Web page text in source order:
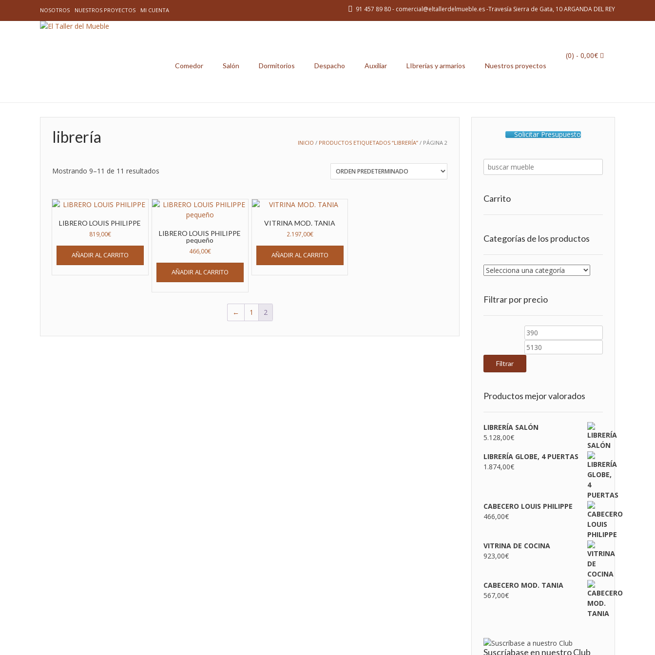
NOSOTROS NUESTROS PROYECTOS MI CUENTA 91 457 89 80 - comercial@eltallerdelmueble.es -Travesía Sierra de Gata, 10 ARGANDA DEL REY
(0) - 0,00€
Comedor Salón Dormitorios Despacho Auxiliar LIbrerías y armarios Nuestros proyectos
INICIO / PRODUCTOS ETIQUETADOS “LIBRERÍA” / PÁGINA 2
librería
Mostrando 9–11 de 11 resultados
LIBRERO LOUIS PHILIPPE
819,00€
AÑADIR AL CARRITO
LIBRERO LOUIS PHILIPPE
pequeño
466,00€
AÑADIR AL CARRITO
VITRINA MOD. TANIA
2.197,00€
AÑADIR AL CARRITO
← 1 2
Solicitar Presupuesto
Carrito
Categorías de los productos
Filtrar por precio
Precio
mínimo
Filtrar
Productos mejor valorados
LIBRERÍA SALÓN
5.128,00€
LIBRERÍA GLOBE, 4 PUERTAS
1.874,00€
CABECERO LOUIS PHILIPPE
466,00€
VITRINA DE COCINA
923,00€
CABECERO MOD. TANIA
567,00€
Suscríabase en nuestro Club